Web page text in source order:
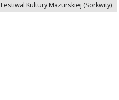
Festiwal Kultury Mazurskiej (Sorkwity)